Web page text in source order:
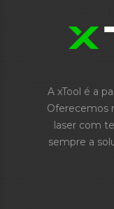
A xTool é a
Oferecemos
laser com
sempre a